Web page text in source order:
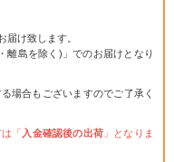
届け致します。
離島を除く)」でのお届けとなり
場合もございますのでご了承く
「 入金確認後の出荷 」となりま